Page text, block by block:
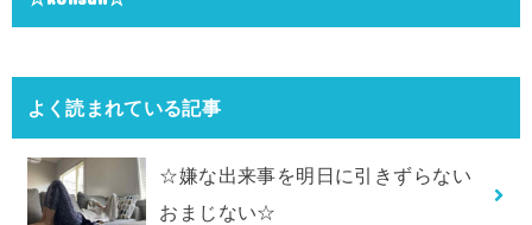
よく読まれている記事
☆嫌な出来事を明日に引きずらない
おまじない☆